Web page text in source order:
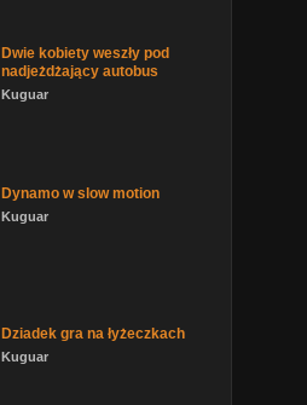
Dwie kobiety weszły pod
nadjeżdżający autobus
Kuguar
Dynamo w slow motion
Kuguar
Dziadek gra na łyżeczkach
Kuguar